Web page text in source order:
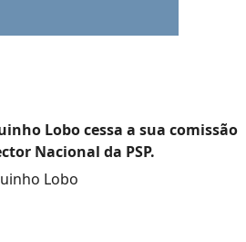
Lobo cessa a sua comissão
Nacional da PSP.
Lobo